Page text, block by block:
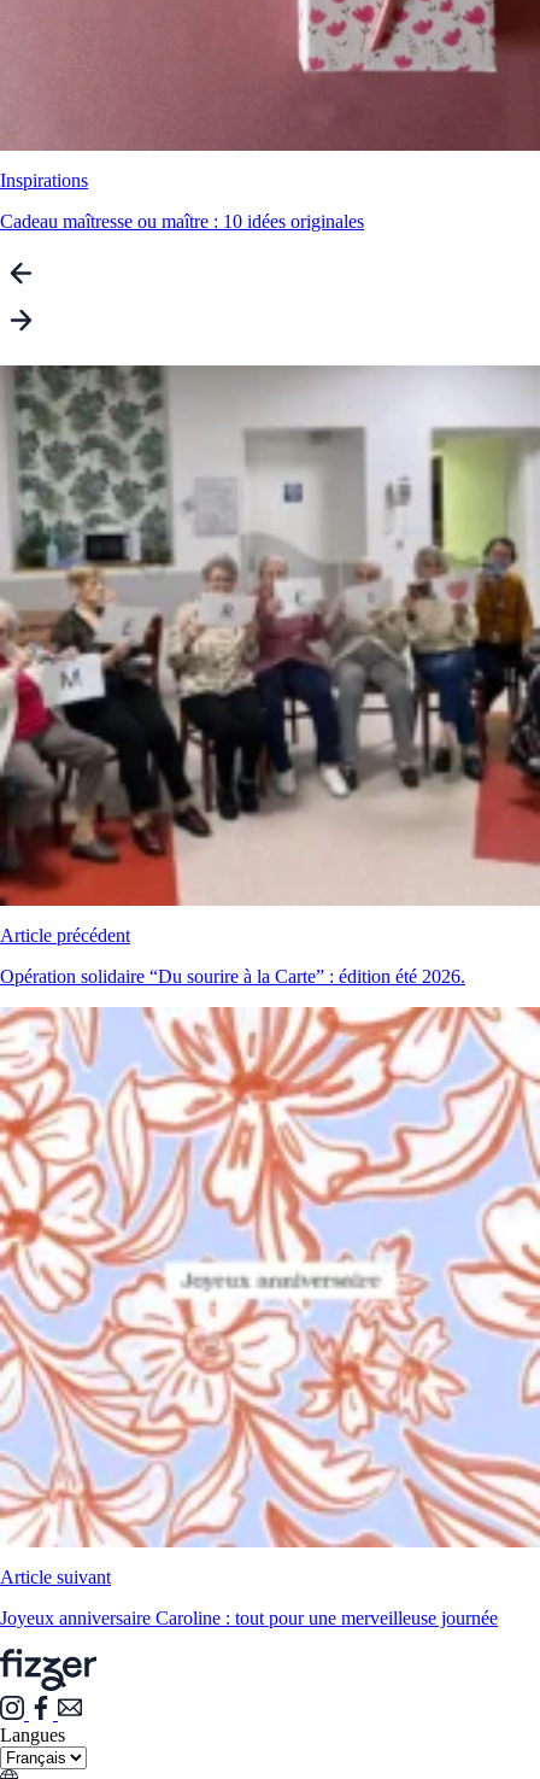
Inspirations
Cadeau maîtresse ou maître : 10 idées originales
Article précédent
Opération solidaire “Du sourire à la Carte” : édition été 2026.
Article suivant
Joyeux anniversaire Caroline : tout pour une merveilleuse journée
Langues